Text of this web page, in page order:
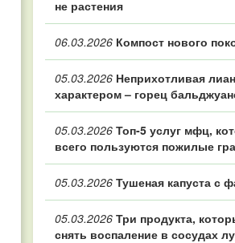
не растения
06.03.2026 Компост нового
05.03.2026 Неприхотливая
характером – горец
05.03.2026 Топ‑5 услуг мфц,
всего пользуются пожилые
05.03.2026 Тушеная капуста с
05.03.2026 Три продукта,
снять воспаление в сосудах